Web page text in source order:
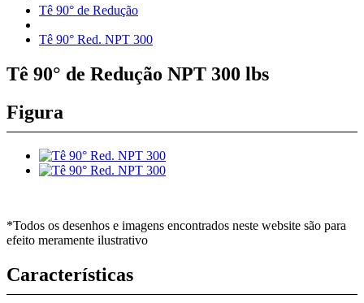
Tê 90° de Redução
Tê 90° Red. NPT 300
Tê 90° de Redução NPT 300 lbs
Figura
*Todos os desenhos e imagens encontrados neste website são para
efeito meramente ilustrativo
Características